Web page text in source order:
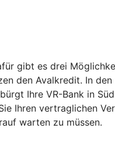
gibt es drei
den Avalkredit. In
Ihre VR-Bank in
Ihren vertraglichen
warten zu müssen.